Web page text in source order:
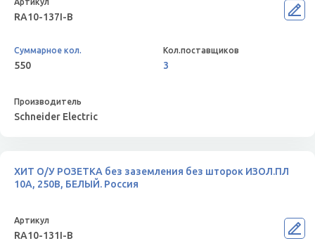
RA10-137I-B
550 3
Schneider Electric
ХИТ О/У РОЗЕТКА без заземления без шторок ИЗОЛ.ПЛ
10А, 250В, БЕЛЫЙ. Россия
RA10-131I-B